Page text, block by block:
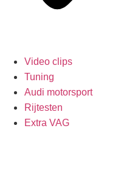
Video clips
Tuning
Audi motorsport
Rijtesten
Extra VAG